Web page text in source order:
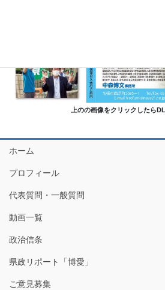
上のの画像をクリックしたら
ホーム
プロフィール
代表質問・一般質問
動画一覧
政治信条
県政リポート「博愛」
ご意見募集